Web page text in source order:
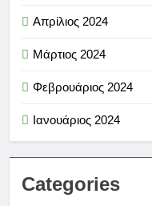
Απρίλιος 2024
Μάρτιος 2024
Φεβρουάριος 2024
Ιανουάριος 2024
Categories